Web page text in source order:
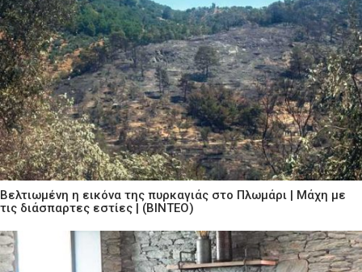
Βελτιωμένη η εικόνα της πυρκαγιάς στο Πλωμάρι | Μάχη με
τις διάσπαρτες εστίες | (ΒΙΝΤΕΟ)